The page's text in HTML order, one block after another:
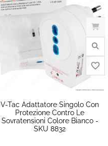
V-Tac Adattatore Singolo Con
Protezione Contro Le
Sovratensioni Colore Bianco -
SKU 8832